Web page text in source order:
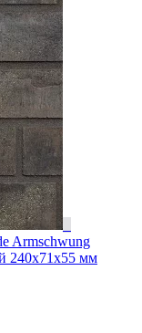
Armschwung
240x71x55 мм